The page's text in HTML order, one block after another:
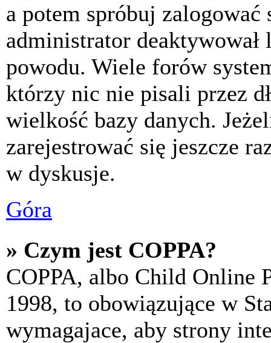
a potem spróbuj
administrator deaktywował
powodu. Wiele forów
którzy nic nie pisali przez
wielkość bazy danych.
zarejestrować się jeszcze
w dyskusje.
Góra
» Czym jest COPPA?
COPPA, albo Child Online
1998, to obowiązujące w
wymagajace, aby strony